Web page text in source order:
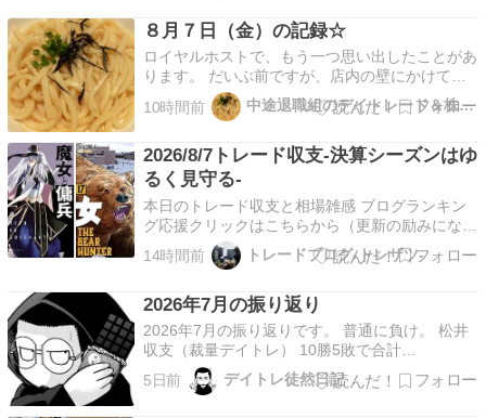
ベータ(4310)に買いシグナル 7コ…
８月７日（金）の記録☆
ロイヤルホストで、もう一つ思い出したことがあ
ります。 だいぶ前ですが、店内の壁にかけてあ
る絵画の額がかたむいていることに気づきまし
た。 一度気づくと、気になって仕方ありませ
少し額をさわって、直そうとしました。 直した
つもりだったのです…
10時間前 中途退職組のデイトレード＆株主優待生活日記
2026/8/7トレード収支-決算シーズンはゆ
るく見守る-
本日のトレード収支と相場雑感 ブログランキン
グ応援クリックはこちらから（更新の励みになり
ます） 今日の実現損益+246,324円 評価損益額
+18,353円 持ち越し含む前日比+285,435円 今月
ントでトレードで使って…
14時間前 トレードブログ-トレザツ-
2026年7月の振り返り
2026年7月の振り返りです。 普通に負け。 松井
収支（裁量デイトレ） 10勝5敗で合計
が-328,032円でした。 買いで大爆死。二日で
100近いゲボ負け。 今売ればそこそこプラスだけ
5日前 デイトレ徒然日記